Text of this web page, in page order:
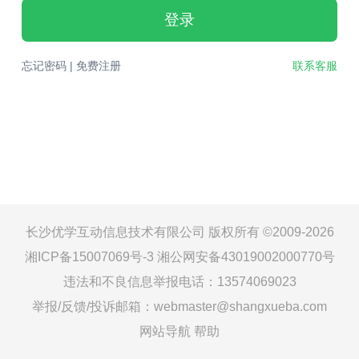
登录
忘记密码| 免费注册 联系客服
长沙优学互动信息技术有限公司 版权所有 ©2009-2026
湘ICP备15007069号-3 湘公网安备43019002000770号
违法和不良信息举报电话：13574069023
举报/反馈/投诉邮箱：webmaster@shangxueba.com
网站导航 帮助